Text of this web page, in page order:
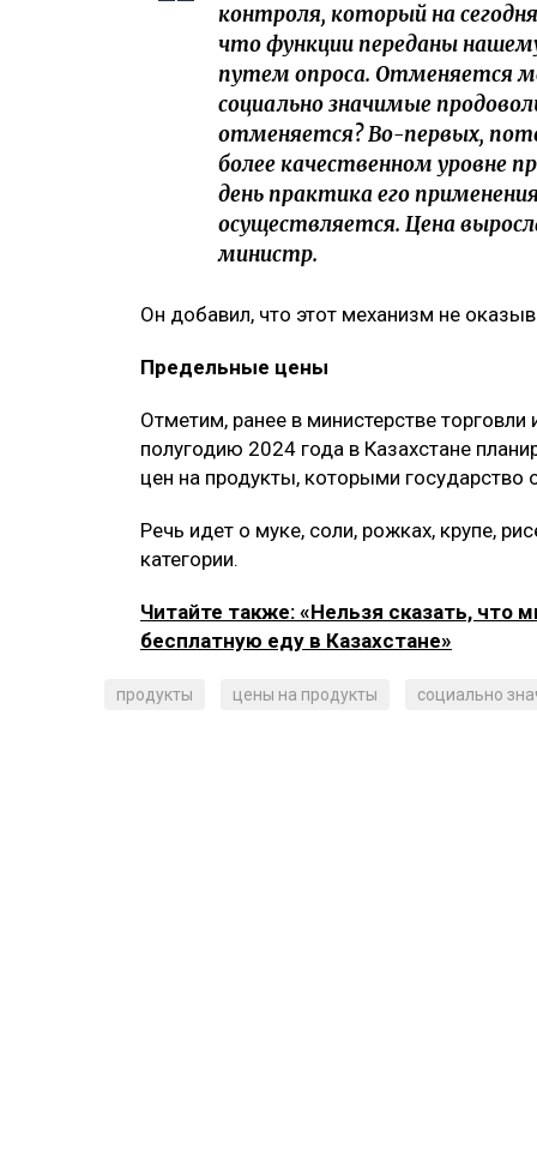
контроля, который на
что функции переданы
путем опроса. Отменяется
социально значимые
отменяется? Во-первых,
более качественном уровне
день практика его
осуществляется. Цена
министр.
Он добавил, что этот механизм не
Предельные цены
Отметим, ранее в министерстве торговли
полугодию 2024 года в Казахстане
цен на продукты, которыми государство
Речь идет о муке, соли, рожках, крупе,
категории.
Читайте также: «Нельзя сказать, что
бесплатную еду в Казахстане»
продукты цены на продукты социально